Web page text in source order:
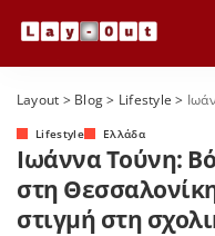
Layout > Blog> Lifestyle > Ιωάννα
Lifestyle Ελλάδα
Ιωάννα Τούνη:
στη
στιγμή στη